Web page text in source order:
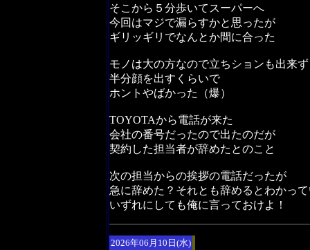
そこから５分歩いてスーパーへ
今回はマジで漏らすかと思ったが
ギリッギリでなんとか間に合った
モノは大の方なので立ちションも出来ず
半分顔を出すくらいで
ホントやばかった（爆）
TOYOTAから電話が来た
会社の番号だったので出たのだが
契約した担当者が辞めたとのこと
次の担当からの挨拶の電話だったが
急に辞めた？それとも辞めるとわかっ
いずれにしても俺に言っておけよ！
2026年06月10日(水)